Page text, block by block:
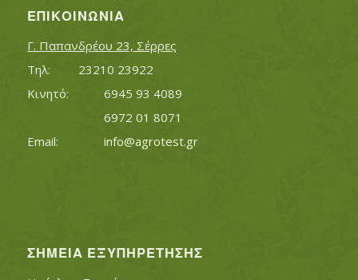
ΕΠΙΚΟΙΝΩΝΊΑ
Γ. Παπανδρέου 23, Σέρρες
Τηλ:		23210 23922
Κινητό:		6945 93 4089
			6972 01 8071
info@agrotest.gr
ΣΗΜΕΊΑ ΕΞΥΠΗΡΈΤΗΣΗΣ